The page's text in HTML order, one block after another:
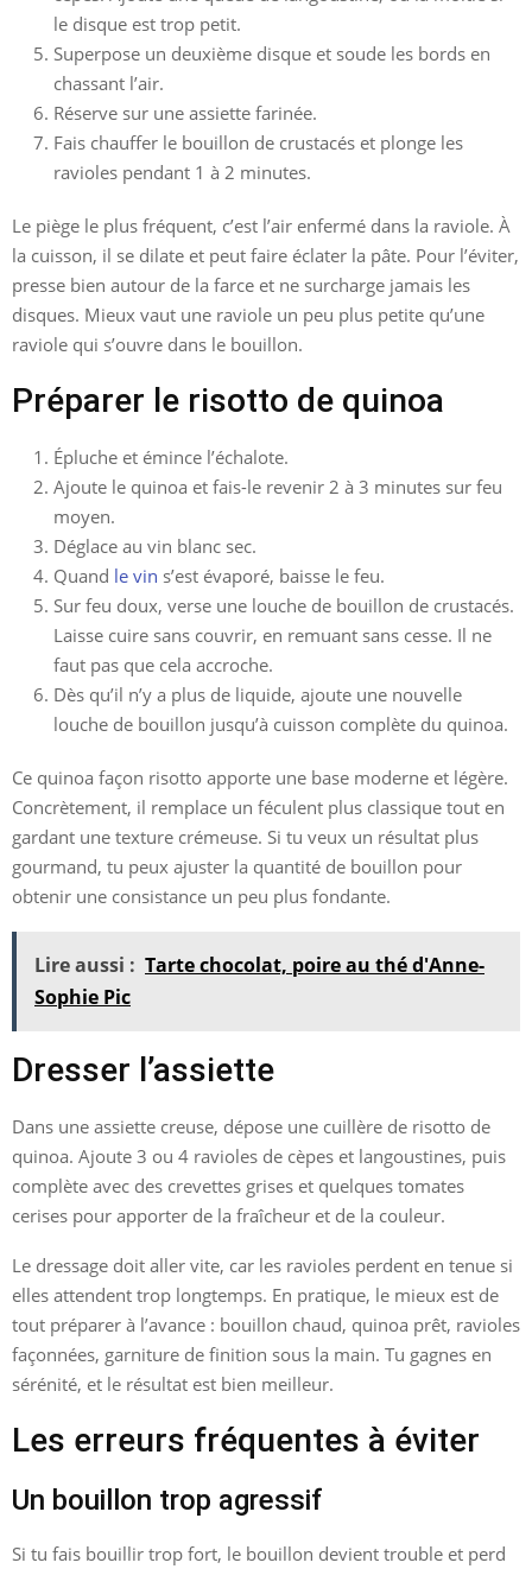
le disque est trop petit.
Superpose un deuxième disque et soude les bords en
chassant l’air.
Réserve sur une assiette farinée.
Fais chauffer le bouillon de crustacés et plonge les
ravioles pendant 1 à 2 minutes.
Le piège le plus fréquent, c’est l’air enfermé dans la raviole. À
la cuisson, il se dilate et peut faire éclater la pâte. Pour l’éviter,
presse bien autour de la farce et ne surcharge jamais les
disques. Mieux vaut une raviole un peu plus petite qu’une
raviole qui s’ouvre dans le bouillon.
Préparer le risotto de quinoa
Épluche et émince l’échalote.
Ajoute le quinoa et fais-le revenir 2 à 3 minutes sur feu
moyen.
Déglace au vin blanc sec.
Quand le vin s’est évaporé, baisse le feu.
Sur feu doux, verse une louche de bouillon de crustacés.
Laisse cuire sans couvrir, en remuant sans cesse. Il ne
faut pas que cela accroche.
Dès qu’il n’y a plus de liquide, ajoute une nouvelle
louche de bouillon jusqu’à cuisson complète du quinoa.
Ce quinoa façon risotto apporte une base moderne et légère.
Concrètement, il remplace un féculent plus classique tout en
gardant une texture crémeuse. Si tu veux un résultat plus
gourmand, tu peux ajuster la quantité de bouillon pour
obtenir une consistance un peu plus fondante.
Lire aussi : Tarte chocolat, poire au thé d'Anne-
Sophie Pic
Dresser l’assiette
Dans une assiette creuse, dépose une cuillère de risotto de
quinoa. Ajoute 3 ou 4 ravioles de cèpes et langoustines, puis
complète avec des crevettes grises et quelques tomates
cerises pour apporter de la fraîcheur et de la couleur.
Le dressage doit aller vite, car les ravioles perdent en tenue si
elles attendent trop longtemps. En pratique, le mieux est de
tout préparer à l’avance : bouillon chaud, quinoa prêt, ravioles
façonnées, garniture de finition sous la main. Tu gagnes en
sérénité, et le résultat est bien meilleur.
Les erreurs fréquentes à éviter
Un bouillon trop agressif
Si tu fais bouillir trop fort, le bouillon devient trouble et perd